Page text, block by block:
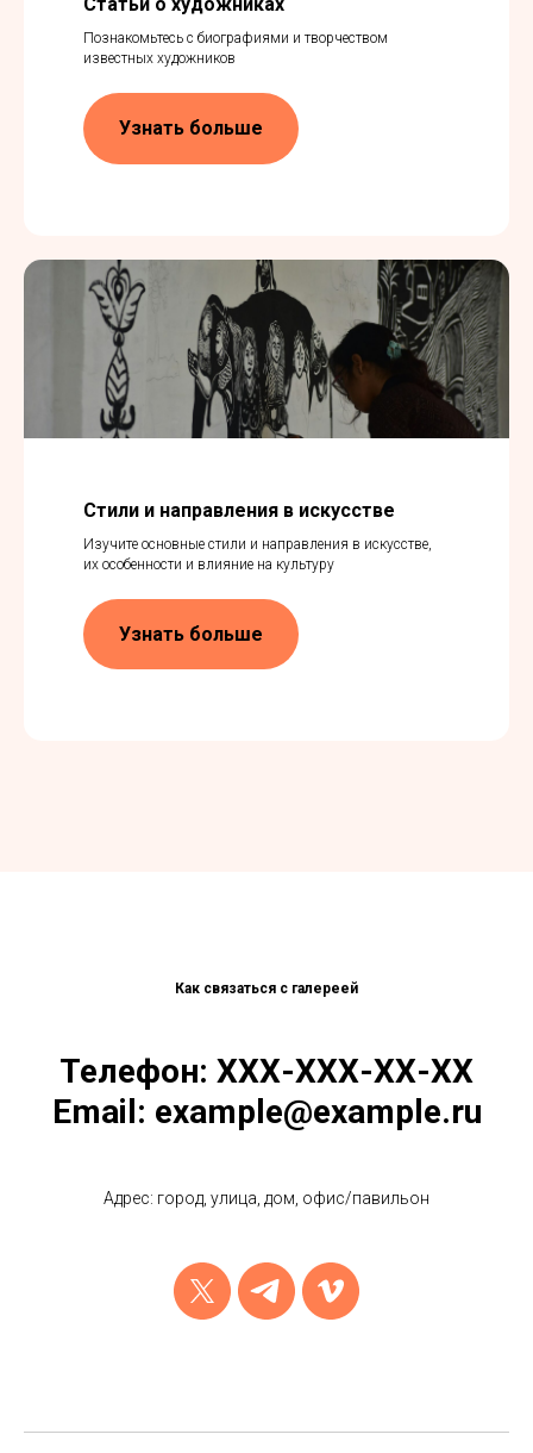
Познакомьтесь с биографиями и творчеством
известных художников
Узнать больше
Стили и направления в искусстве
Изучите основные стили и направления в искусстве,
их особенности и влияние на культуру
Узнать больше
Как связаться с галереей
Телефон: ХХХ-ХХХ-ХХ-ХХ
Email: example@example.ru
Адрес: город, улица, дом, офис/павильон